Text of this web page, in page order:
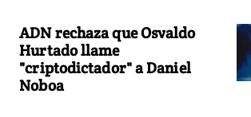
ADN rechaza que Osvaldo
Hurtado llame
"criptodictador" a Daniel
Noboa